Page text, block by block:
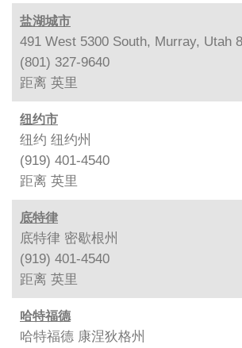
盐湖城市
491 West 5300 South, Murray, Utah
(801) 327-9640
距离 英里
纽约市
纽约 纽约州
(919) 401-4540
距离 英里
底特律
底特律 密歇根州
(919) 401-4540
距离 英里
哈特福德
哈特福德 康涅狄格州